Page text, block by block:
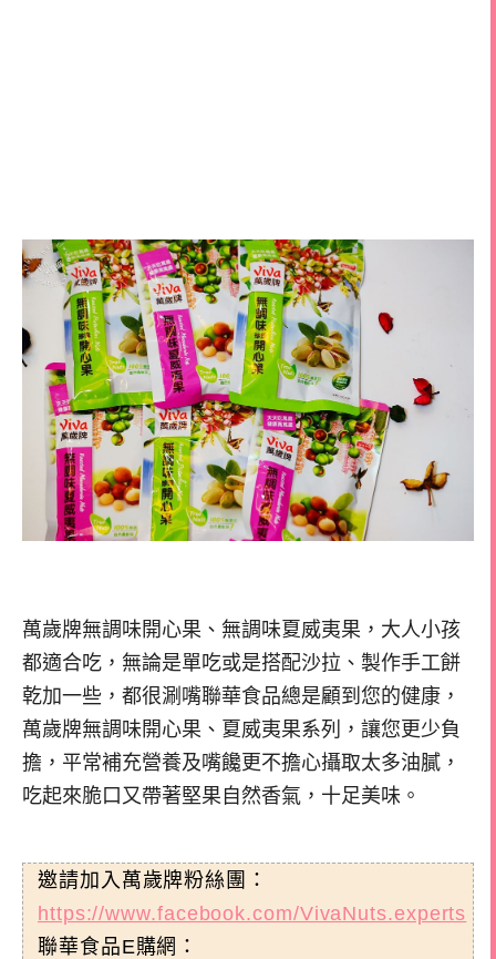
萬歲牌無調味開心果、無調味夏威夷果，大人小孩
都適合吃，無論是單吃或是搭配沙拉、製作手工餅
乾加一些，都很涮嘴聯華食品總是顧到您的健康，
萬歲牌無調味開心果、夏威夷果系列，讓您更少負
擔，平常補充營養及嘴饞更不擔心攝取太多油膩，
吃起來脆口又帶著堅果自然香氣，十足美味。
邀請加入萬歲牌粉絲團：
https://www.facebook.com/VivaNuts.experts
聯華食品E購網：